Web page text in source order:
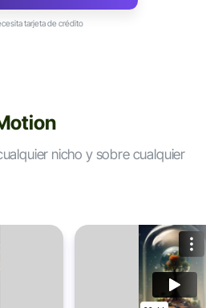
tarjeta de crédito
nicho y sobre cualquier